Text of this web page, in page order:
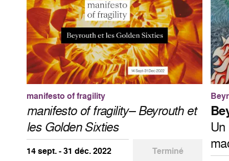
manifesto of fragility
manifesto of fragility– Beyrouth et
les Golden Sixties
14 sept. - 31 déc. 2022
Terminé